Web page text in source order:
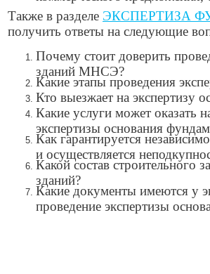
Также в разделе ЭКСПЕРТИЗА
получить ответы на следующие
Почему стоит доверить
зданий МНСЭ?
Какие этапы проведения
Кто выезжает на экспертизу
Какие услуги может оказать
экспертизы основания
Как гарантируется
и осуществляется
Какой состав строительного
зданий?
Какие документы имеются у
проведение экспертизы